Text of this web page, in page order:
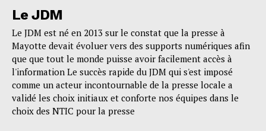
Le JDM
Le JDM est né en 2013 sur le constat que la presse à
Mayotte devait évoluer vers des supports numériques afin
que que tout le monde puisse avoir facilement accès à
l'information Le succès rapide du JDM qui s'est imposé
comme un acteur incontournable de la presse locale a
validé les choix initiaux et conforte nos équipes dans le
choix des NTIC pour la presse